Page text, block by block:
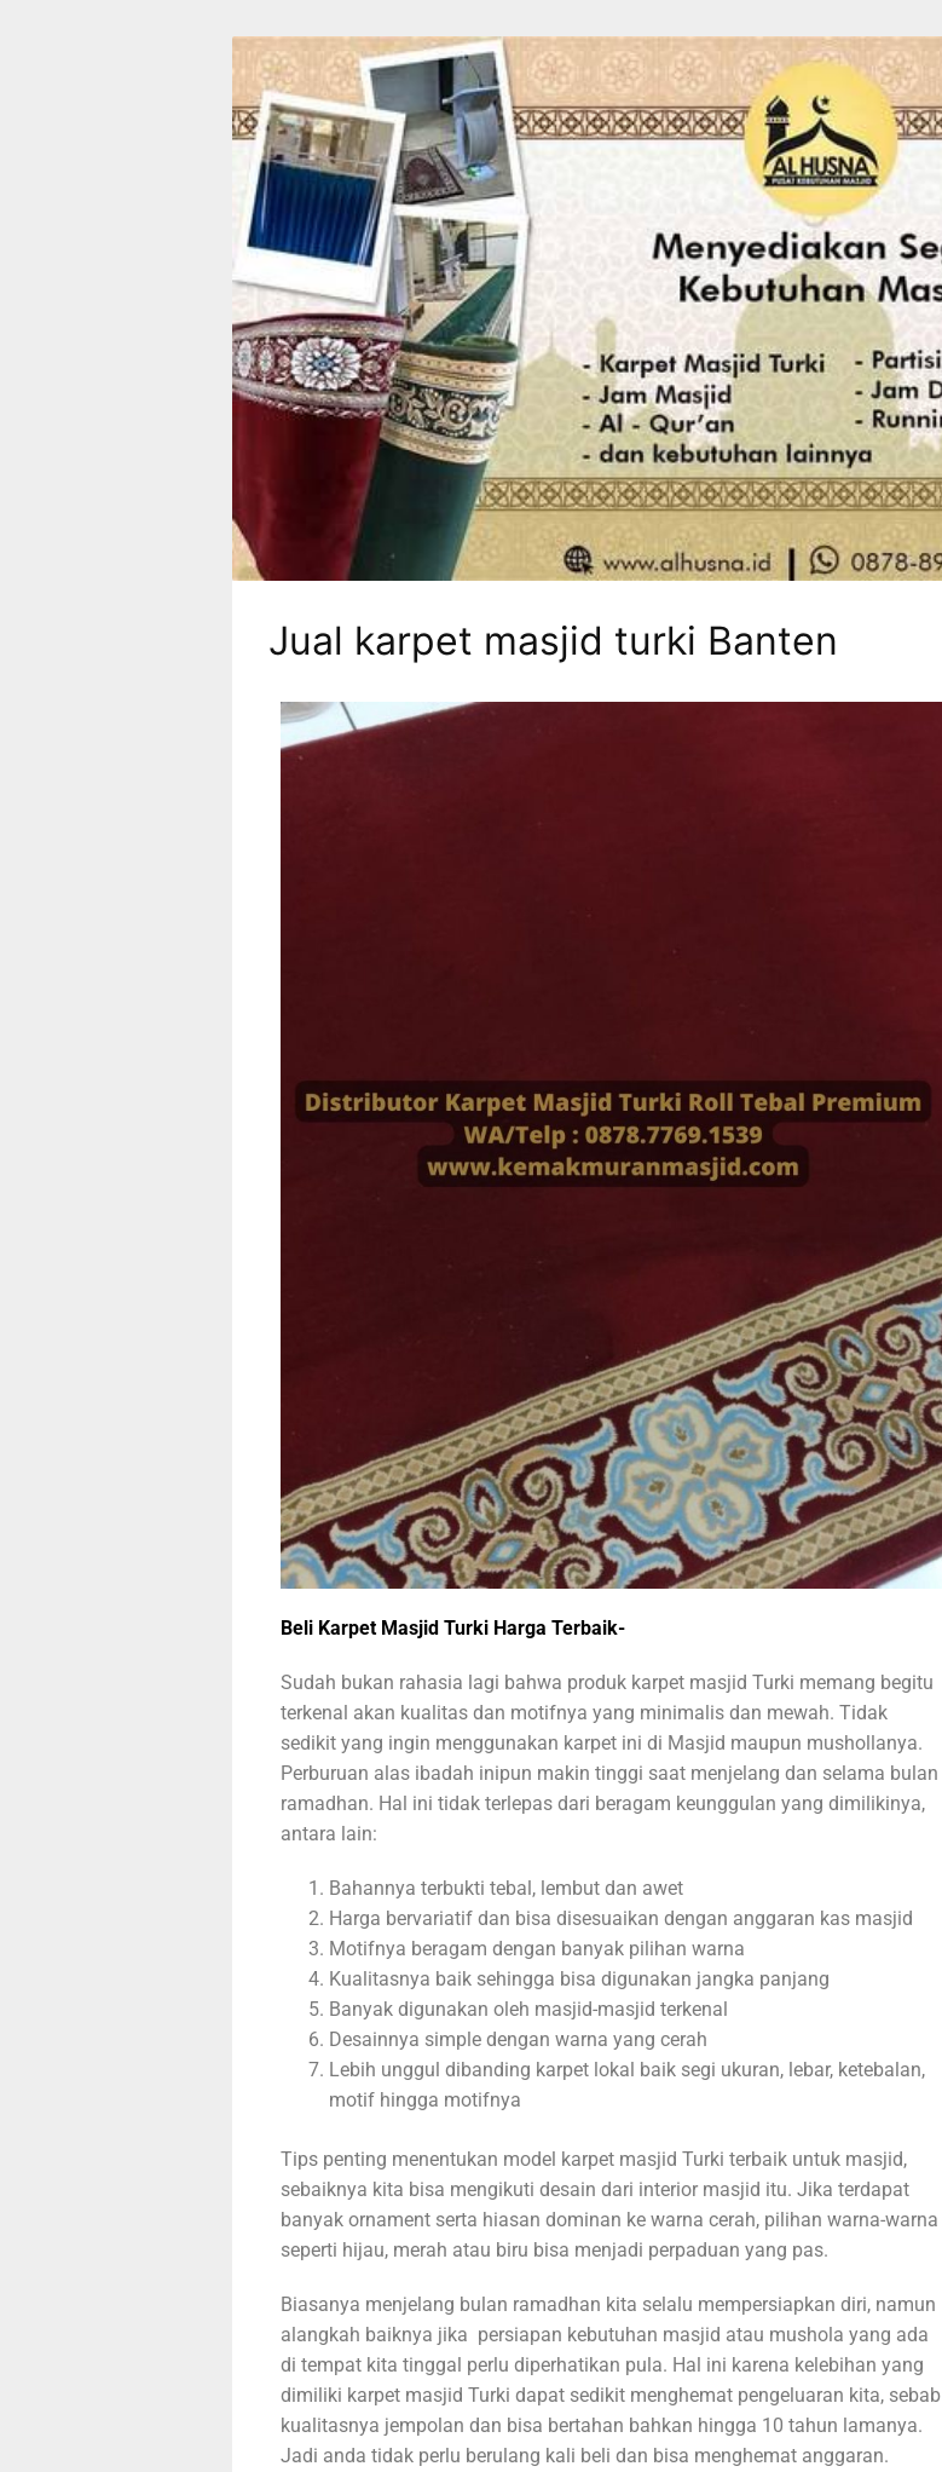
Jual karpet masjid turki Banten
Beli Karpet Masjid Turki Harga Terbaik-
Sudah bukan rahasia lagi bahwa produk karpet masjid Turki memang begitu
terkenal akan kualitas dan motifnya yang minimalis dan mewah. Tidak
sedikit yang ingin menggunakan karpet ini di Masjid maupun mushollanya.
Perburuan alas ibadah inipun makin tinggi saat menjelang dan selama bulan
ramadhan. Hal ini tidak terlepas dari beragam keunggulan yang dimilikinya,
antara lain:
Bahannya terbukti tebal, lembut dan awet
Harga bervariatif dan bisa disesuaikan dengan anggaran kas masjid
Motifnya beragam dengan banyak pilihan warna
Kualitasnya baik sehingga bisa digunakan jangka panjang
Banyak digunakan oleh masjid-masjid terkenal
Desainnya simple dengan warna yang cerah
Lebih unggul dibanding karpet lokal baik segi ukuran, lebar, ketebalan,
motif hingga motifnya
Tips penting menentukan model karpet masjid Turki terbaik untuk masjid,
sebaiknya kita bisa mengikuti desain dari interior masjid itu. Jika terdapat
banyak ornament serta hiasan dominan ke warna cerah, pilihan warna-warna
seperti hijau, merah atau biru bisa menjadi perpaduan yang pas.
Biasanya menjelang bulan ramadhan kita selalu mempersiapkan diri, namun
alangkah baiknya jika persiapan kebutuhan masjid atau mushola yang ada
di tempat kita tinggal perlu diperhatikan pula. Hal ini karena kelebihan yang
dimiliki karpet masjid Turki dapat sedikit menghemat pengeluaran kita, sebab
kualitasnya jempolan dan bisa bertahan bahkan hingga 10 tahun lamanya.
Jadi anda tidak perlu berulang kali beli dan bisa menghemat anggaran.